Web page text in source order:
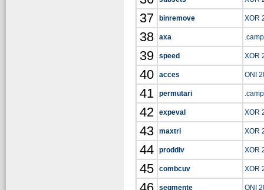
37 binremove XOR
38 axa
39 speed XOR
40 acces ONI
41 permutari
42 expeval XOR
43 maxtri XOR
44 proddiv XOR
45 combcuv XOR
segmente ONI